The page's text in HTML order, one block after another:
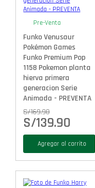
Pre-Venta
Funko Venusaur
Pokémon Games
Funko Premium Pop
1158 Pokemon planta
hierva primera
generacion Serie
Animada - PREVENTA
S/169.90
S/139.90
Agregar al carrito